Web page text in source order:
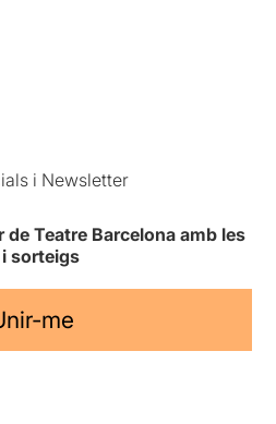
i Newsletter
Teatre Barcelona amb les
sorteigs
me